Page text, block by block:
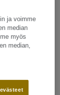
että puretut
ja voimme
median
myös
median,